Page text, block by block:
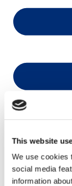
This website
We use cookies
social media
information